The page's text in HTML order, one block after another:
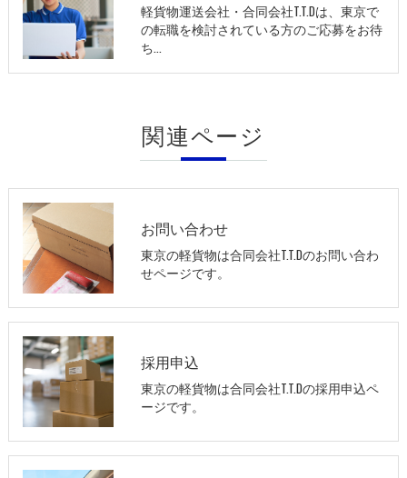
軽貨物運送会社・合同会社T.T.Dは、東京で
の転職を検討されている方のご応募をお待
ち…
関連ページ
お問い合わせ
東京の軽貨物は合同会社T.T.Dのお問い合わ
せページです。
採用申込
東京の軽貨物は合同会社T.T.Dの採用申込ペ
ージです。